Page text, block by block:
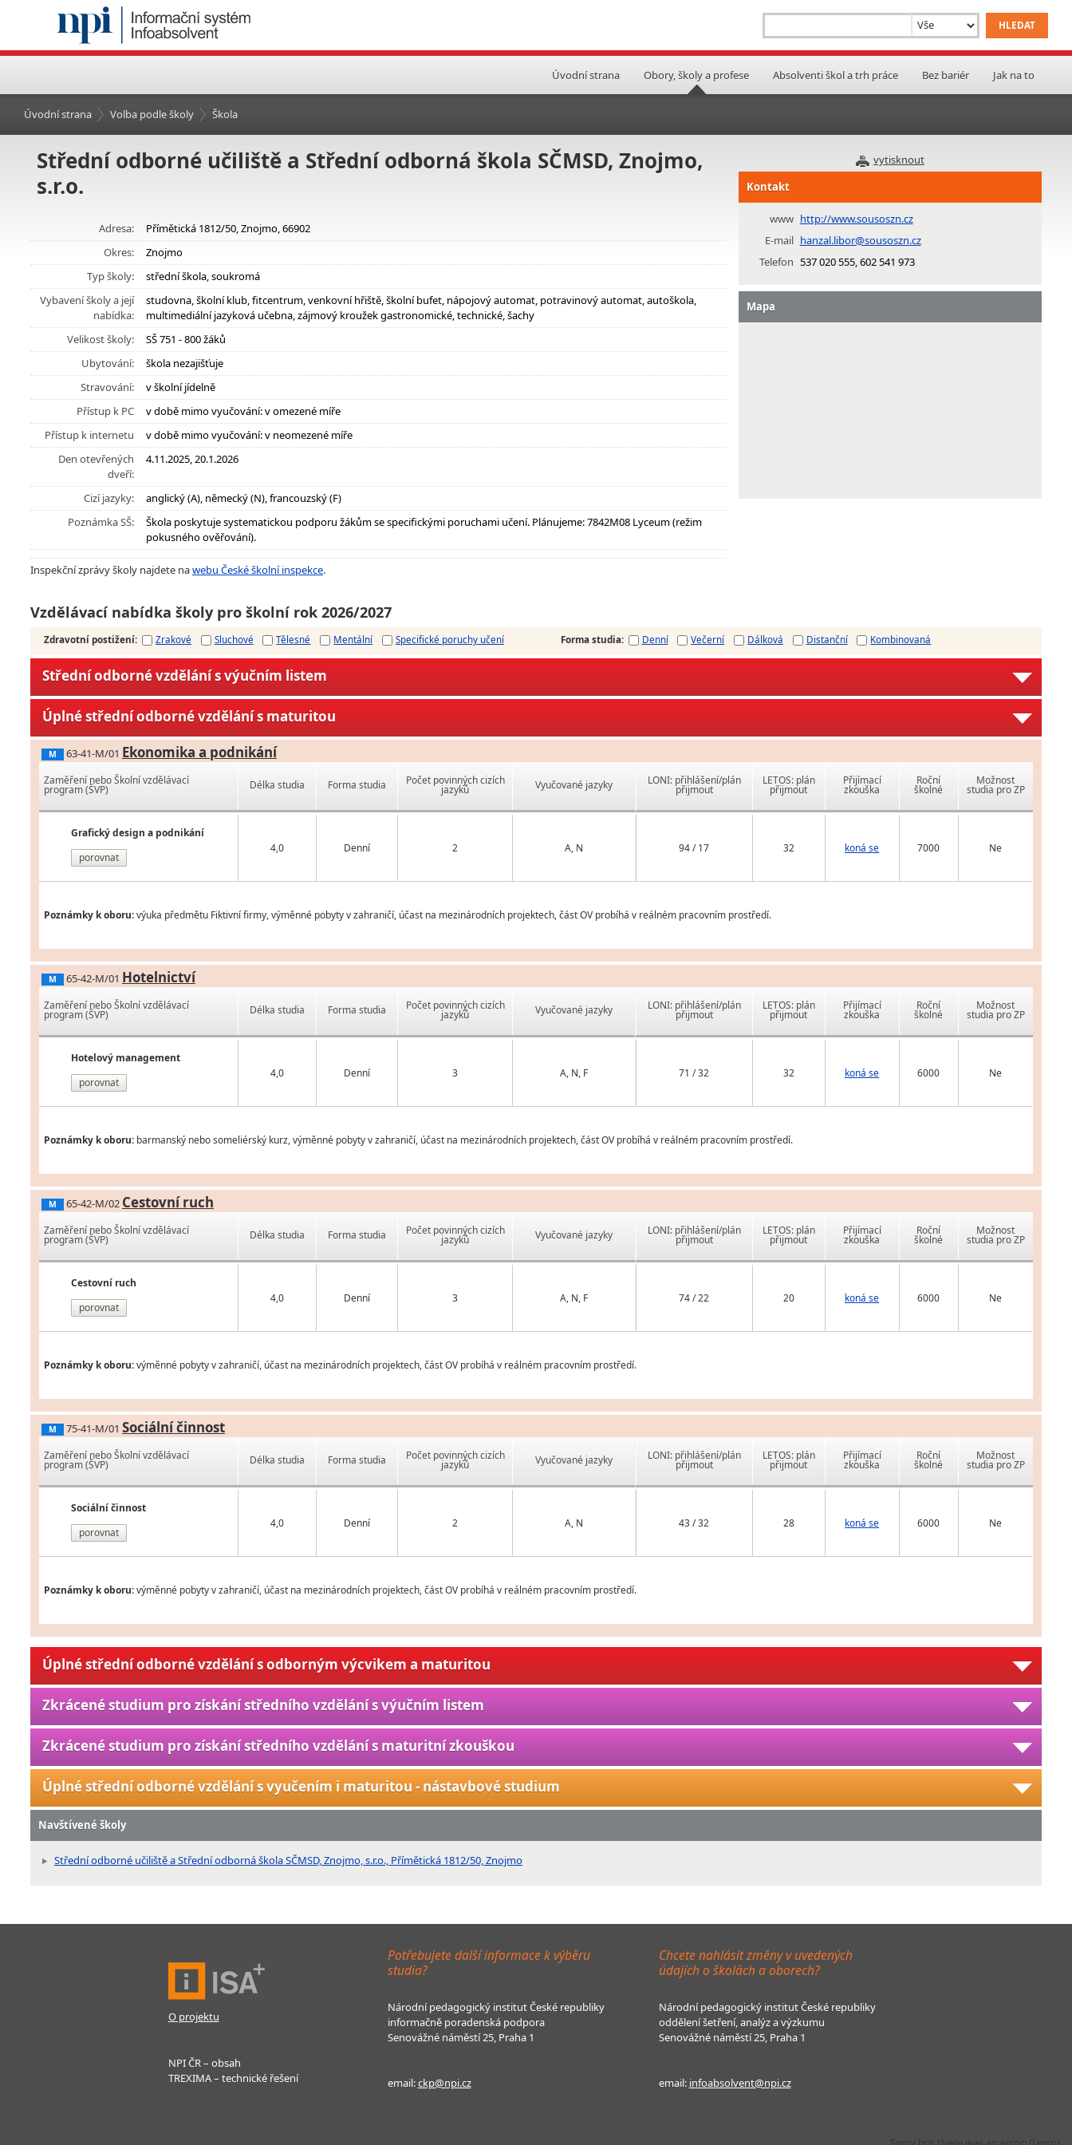
Úvodní strana Obory, školy a profese Absolventi škol a trh práce Bez bariér Jak na to
Úvodní strana Volba podle školy Škola
vytisknout
Střední odborné učiliště a Střední odborná škola SČMSD, Znojmo,
s.r.o.
Adresa:
Přímětická 1812/50, Znojmo, 66902
Okres:
Znojmo
Typ školy:
střední škola, soukromá
Vybavení školy a její
nabídka:
studovna, školní klub, fitcentrum, venkovní hřiště, školní bufet, nápojový automat, potravinový automat, autoškola,
multimediální jazyková učebna, zájmový kroužek gastronomické, technické, šachy
Velikost školy:
SŠ 751 - 800 žáků
Ubytování:
škola nezajišťuje
Stravování:
v školní jídelně
Přístup k PC
v době mimo vyučování: v omezené míře
Přístup k internetu
v době mimo vyučování: v neomezené míře
Den otevřených
dveří:
4.11.2025, 20.1.2026
Cizí jazyky:
anglický (A), německý (N), francouzský (F)
Poznámka SŠ:
Škola poskytuje systematickou podporu žákům se specifickými poruchami učení. Plánujeme: 7842M08 Lyceum (režim
pokusného ověřování).
Inspekční zprávy školy najdete nawebu České školní inspekce.
Kontakt
www http://www.sousoszn.cz
E-mail hanzal.libor@sousoszn.cz
Telefon 537 020 555, 602 541 973
Mapa
Vzdělávací nabídka školy pro školní rok 2026/2027
Zdravotní postižení: Zrakové Sluchové Tělesné Mentální Specifické poruchy učení Forma studia: Denní Večerní Dálková Distanční Kombinovaná
Střední odborné vzdělání s výučním listem
Úplné střední odborné vzdělání s maturitou
M 63-41-M/01 Ekonomika a podnikání
Zaměření nebo Školní vzdělávací
program (ŠVP)
Grafický design a podnikání
porovnat
Délka studia Forma studia Počet povinných cizích
jazyků Vyučované jazyky
4,0 Denní 2 A, N
LONI: přihlášení/plán
přijmout
LETOS: plán
přijmout
Přijímací
zkouška
Roční
školné
Možnost
studia pro ZP
94 / 17 32 koná se 7000 Ne
Poznámky k oboru:výuka předmětu Fiktivní firmy, výměnné pobyty v zahraničí, účast na mezinárodních projektech, část OV probíhá v reálném pracovním prostředí.
M 65-42-M/01 Hotelnictví
Zaměření nebo Školní vzdělávací
program (ŠVP)
Hotelový management
porovnat
Délka studia Forma studia Počet povinných cizích
jazyků Vyučované jazyky
4,0 Denní 3 A, N, F
LONI: přihlášení/plán
přijmout
LETOS: plán
přijmout
Přijímací
zkouška
Roční
školné
Možnost
studia pro ZP
71 / 32 32 koná se 6000 Ne
Poznámky k oboru: barmanský nebo someliérský kurz, výměnné pobyty v zahraničí, účast na mezinárodních projektech, část OV probíhá v reálném pracovním prostředí.
M 65-42-M/02 Cestovní ruch
Zaměření nebo Školní vzdělávací
program (ŠVP)
Cestovní ruch
porovnat
Délka studia Forma studia Počet povinných cizích
jazyků Vyučované jazyky
4,0 Denní 3 A, N, F
LONI: přihlášení/plán
přijmout
LETOS: plán
přijmout
Přijímací
zkouška
Roční
školné
Možnost
studia pro ZP
74 / 22 20 koná se 6000 Ne
Poznámky k oboru:výměnné pobyty v zahraničí, účast na mezinárodních projektech, část OV probíhá v reálném pracovním prostředí.
M 75-41-M/01 Sociální činnost
Zaměření nebo Školní vzdělávací
program (ŠVP)
Sociální činnost
porovnat
Délka studia Forma studia Počet povinných cizích
jazyků Vyučované jazyky
4,0 Denní 2 A, N
LONI: přihlášení/plán
přijmout
LETOS: plán
přijmout
Přijímací
zkouška
Roční
školné
Možnost
studia pro ZP
43 / 32 28 koná se 6000 Ne
Poznámky k oboru:výměnné pobyty v zahraničí, účast na mezinárodních projektech, část OV probíhá v reálném pracovním prostředí.
Úplné střední odborné vzdělání s odborným výcvikem a maturitou
Zkrácené studium pro získání středního vzdělání s výučním listem
Zkrácené studium pro získání středního vzdělání s maturitní zkouškou
Úplné střední odborné vzdělání s vyučením i maturitou - nástavbové studium
Navštívené školy
Střední odborné učiliště a Střední odborná škola SČMSD, Znojmo, s.r.o., Přímětická 1812/50, Znojmo
O projektu
NPI ČR – obsah
TREXIMA – technické řešení
Potřebujete další informace k výběru
studia?
Národní pedagogický institut České republiky
informačně poradenská podpora
Senovážné náměstí 25, Praha 1
email:ckp@npi.cz
Chcete nahlásit změny v uvedených
údajích o školách a oborech?
Národní pedagogický institut České republiky
oddělení šetření, analýz a výzkumu
Senovážné náměstí 25, Praha 1
email: infoabsolvent@npi.cz